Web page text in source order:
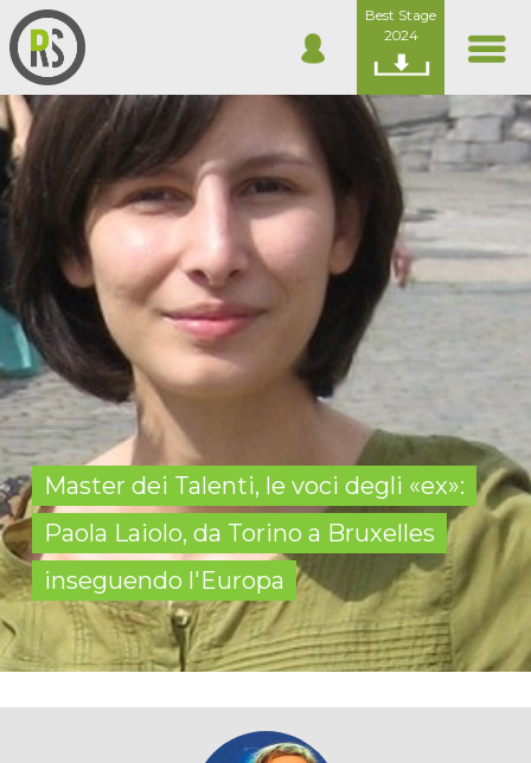
Best Stage
2024
Master dei Talenti, le voci degli «ex»:
Paola Laiolo, da Torino a Bruxelles
inseguendo l'Europa